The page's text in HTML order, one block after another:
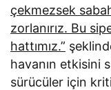
çekmezsek
zorlanırız. Bu
hattımız.”
havanın etkisini
sürücüler için